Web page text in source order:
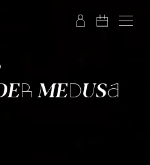
Zum Footer springen
MEDUSA